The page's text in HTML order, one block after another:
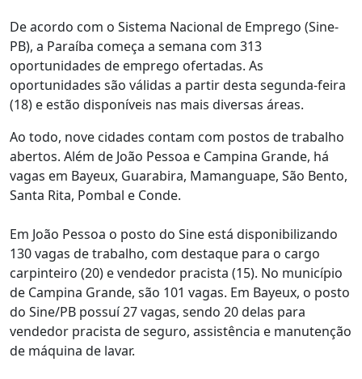
De acordo com o Sistema Nacional de Emprego (Sine-
PB), a Paraíba começa a semana com 313
oportunidades de emprego ofertadas. As
oportunidades são válidas a partir desta segunda-feira
(18) e estão disponíveis nas mais diversas áreas.
Ao todo, nove cidades contam com postos de trabalho
abertos. Além de João Pessoa e Campina Grande, há
vagas em Bayeux, Guarabira, Mamanguape, São Bento,
Santa Rita, Pombal e Conde.
Em João Pessoa o posto do Sine está disponibilizando
130 vagas de trabalho, com destaque para o cargo
carpinteiro (20) e vendedor pracista (15). No município
de Campina Grande, são 101 vagas. Em Bayeux, o posto
do Sine/PB possuí 27 vagas, sendo 20 delas para
vendedor pracista de seguro, assistência e manutenção
de máquina de lavar.